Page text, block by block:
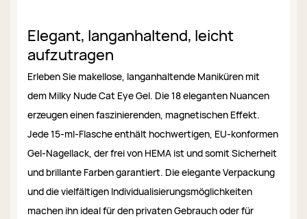
Elegant, langanhaltend, leicht
aufzutragen
Erleben Sie makellose, langanhaltende Maniküren mit
dem Milky Nude Cat Eye Gel. Die 18 eleganten Nuancen
erzeugen einen faszinierenden, magnetischen Effekt.
Jede 15-ml-Flasche enthält hochwertigen, EU-konformen
Gel-Nagellack, der frei von HEMA ist und somit Sicherheit
und brillante Farben garantiert. Die elegante Verpackung
und die vielfältigen Individualisierungsmöglichkeiten
machen ihn ideal für den privaten Gebrauch oder für